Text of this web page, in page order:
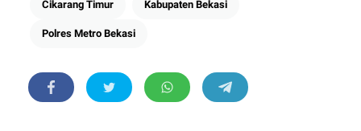
Cikarang Timur Kabupaten Bekasi
Polres Metro Bekasi